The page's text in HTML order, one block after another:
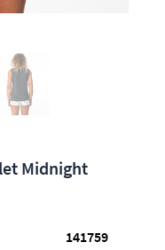
Midnight
141759